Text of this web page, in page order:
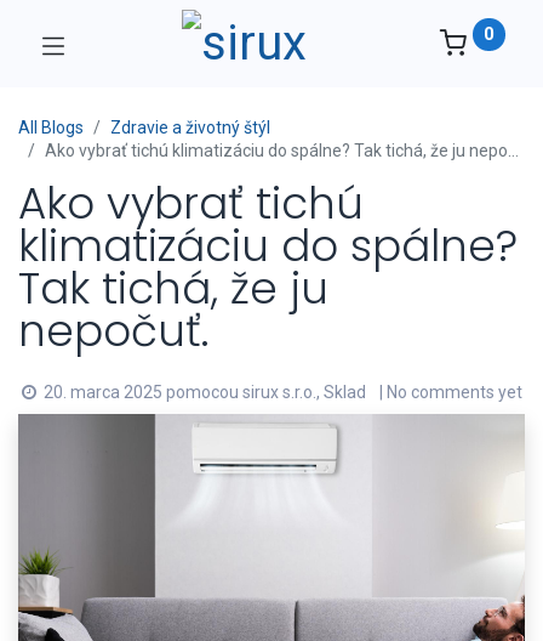
0
All Blogs
Zdravie a životný štýl
Ako vybrať tichú klimatizáciu do spálne? Tak tichá, že ju nepočuť.
Ako vybrať tichú
klimatizáciu do spálne?
Tak tichá, že ju
nepočuť.
20. marca 2025 pomocou sirux s.r.o., Sklad | No comments yet